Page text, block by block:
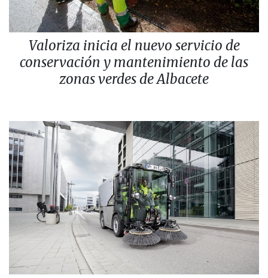
Valoriza inicia el nuevo servicio de
conservación y mantenimiento de las
zonas verdes de Albacete